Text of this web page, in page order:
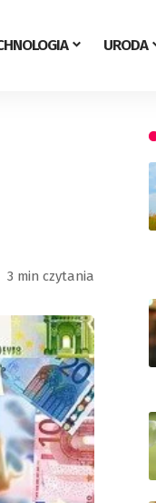
URODA
3 min czytania